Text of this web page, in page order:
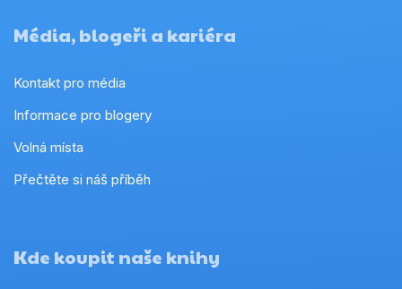
Média, blogeři a kariéra
Kontakt pro média
Informace pro blogery
Volná místa
Přečtěte si náš příběh
Kde koupit naše knihy